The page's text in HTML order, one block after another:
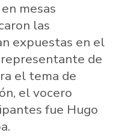
mesas
las
expuestas en el
de
el tema de
el vocero
fue Hugo